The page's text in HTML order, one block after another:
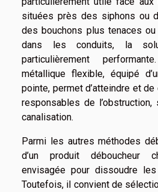
situées près des siphons ou
des bouchons plus tenaces
dans les conduits, la
particulièrement
métallique flexible, équipé
pointe, permet d’atteindre et
responsables de l’obstruction,
canalisation.
Parmi les autres méthodes
d’un produit déboucheur
envisagée pour dissoudre
Toutefois, il convient de